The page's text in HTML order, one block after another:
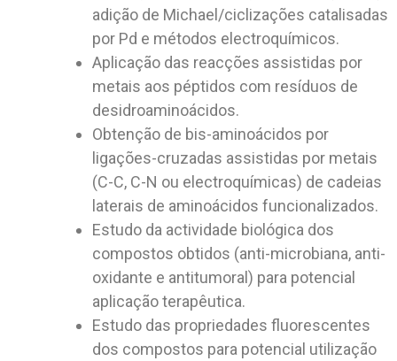
adição de Michael/ciclizações catalisadas
por Pd e métodos electroquímicos.
Aplicação das reacções assistidas por
metais aos péptidos com resíduos de
desidroaminoácidos.
Obtenção de bis-aminoácidos por
ligações-cruzadas assistidas por metais
(C-C, C-N ou electroquímicas) de cadeias
laterais de aminoácidos funcionalizados.
Estudo da actividade biológica dos
compostos obtidos (anti-microbiana, anti-
oxidante e antitumoral) para potencial
aplicação terapêutica.
Estudo das propriedades fluorescentes
dos compostos para potencial utilização